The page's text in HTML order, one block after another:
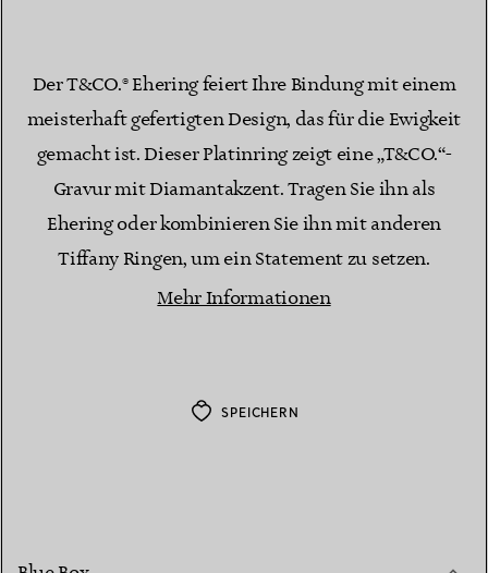
Der T&CO.® Ehering feiert Ihre Bindung mit einem
meisterhaft gefertigten Design, das für die Ewigkeit
gemacht ist. Dieser Platinring zeigt eine „T&CO.“-
Gravur mit Diamantakzent. Tragen Sie ihn als
Ehering oder kombinieren Sie ihn mit anderen
Tiffany Ringen, um ein Statement zu setzen.
Mehr Informationen
SPEICHERN